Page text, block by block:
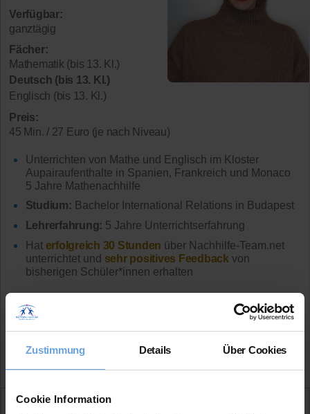
Zustimmung Details Über Cookies
Cookie Information
Verfügbar:
ganztägig
Fächer:
Mathematik (bis 13. Kl.)
Deutsch (bis 13. Kl.)
Englisch (bis 13. Kl.)
Preis:
45 Min. / 27 Euro (je nach Niveau)
Unterrichten von Mathe und Englisch im Kloster
Aupairaufenthalte in Spanien, Frankreich und Monaco
5 Jahre Mathenachhilfe
Studium: Bachelor International Relations in Budapest
Lehrerfahrung: 5 Jahre Unterrichtserfahrung
Hat erfolgreich 30 Stunden über Nachhilfe-Team.net
unterrichtet und sehr positives Feedback von
bisherigen Schüler*innen erhalten
★★★★★